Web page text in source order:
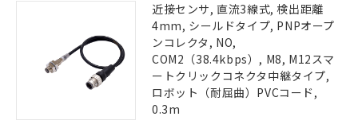
近接センサ, 直流3線式, 検出距離
4mm, シールドタイプ, PNPオープ
ンコレクタ, NO,
COM2（38.4kbps）, M8, M12スマ
ートクリックコネクタ中継タイプ,
ロボット（耐屈曲）PVCコード,
0.3m